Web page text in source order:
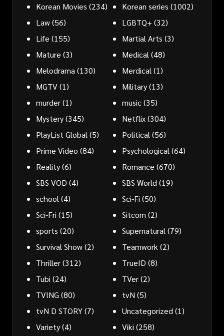
Korean Movies (234) Korean series (1002)
Law(56) LGBTQ+ (32)
Life (155) Martial Arts (3)
Mature (3) Medical (48)
Melodrama (130) Merdical (1)
MGTV(1) Military(13)
murder(1) music(35)
Mystery(345) Netflix(304)
PlayList Global (5) Political (56)
Prime Video (84) Psychological (64)
Reality(6) Romance (670)
SBS VOD (4) SBS World (19)
school (4) Sci-Fi (50)
Sci-Fri (15) Sitcom (2)
sports (20) Supernatural (79)
Survival Show(2) Teamwork (2)
Thriller(312) TrueID (8)
Tubi (24) TVer(2)
TVING (80) tvN (5)
tvN D STORY(7) Uncategorized (1)
Variety(4) Viki (258)